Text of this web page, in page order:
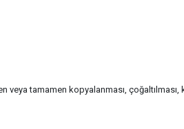
tamamen kopyalanması, çoğaltılması,